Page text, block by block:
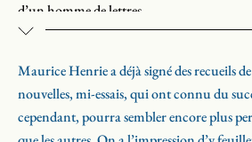
d’un homme de lettres.
ou de lectures, réflexions sur les travers de
sa pratique de l’écriture. Mais cette diversité
l’aspiration de cerner une sagesse
Maurice Henrie a déjà signé des recueils
nouvelles, mi-essais, qui ont connu du
cependant, pourra sembler encore plus